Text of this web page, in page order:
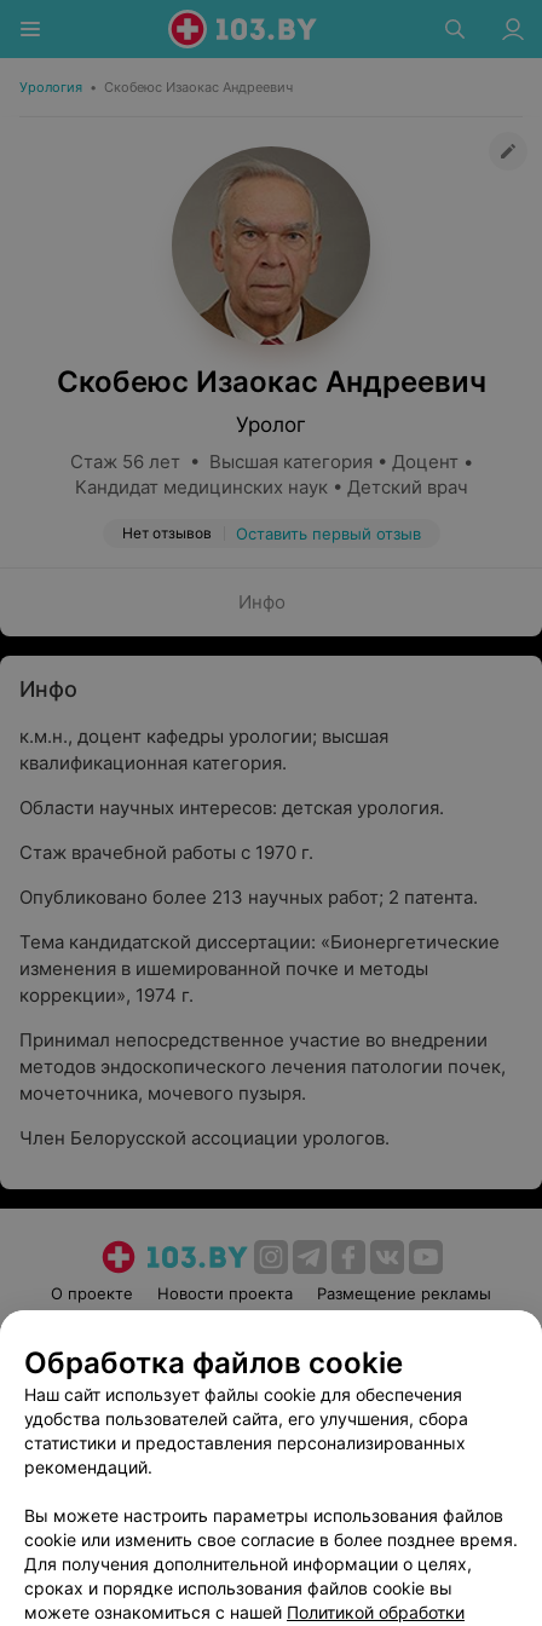
Урология • Скобеюс Изаокас Андреевич
Скобеюс Изаокас Андреевич
Уролог
Стаж 56 лет • Высшая категория • Доцент •
Кандидат медицинских наук • Детский врач
Нет отзывов Оставить первый отзыв
Инфо
Инфо
к.м.н., доцент кафедры урологии; высшая
квалификационная категория.
Области научных интересов: детская урология.
Стаж врачебной работы с 1970 г.
Опубликовано более 213 научных работ; 2 патента.
Тема кандидатской диссертации: «Бионергетические
изменения в ишемированной почке и методы
коррекции», 1974 г.
Принимал непосредственное участие во внедрении
методов эндоскопического лечения патологии почек,
мочеточника, мочевого пузыря.
Член Белорусской ассоциации урологов.
О проекте Новости проекта
Размещение рекламы
Пользовательское соглашение
Способы оплаты
Вакансии
Партнеры
Написать руководителю 103.by
Обработка персональных данных
Обработка файлов cookie
Наш сайт использует файлы cookie для обеспечения
удобства пользователей сайта, его улучшения, сбора
статистики и предоставления персонализированных
рекомендаций.
Вы можете настроить параметры использования файлов
cookie или изменить свое согласие в более позднее время.
Для получения дополнительной информации о целях,
сроках и порядке использования файлов cookie вы
можете ознакомиться с нашей Политикой обработки